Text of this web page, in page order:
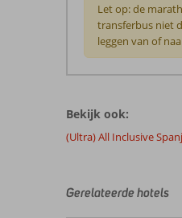
Let op: de
transferbus niet
leggen van of
door
onze
klanten
hun
Bekijk ook:
(Ultra) All Inclusive
Gerelateerde hotels